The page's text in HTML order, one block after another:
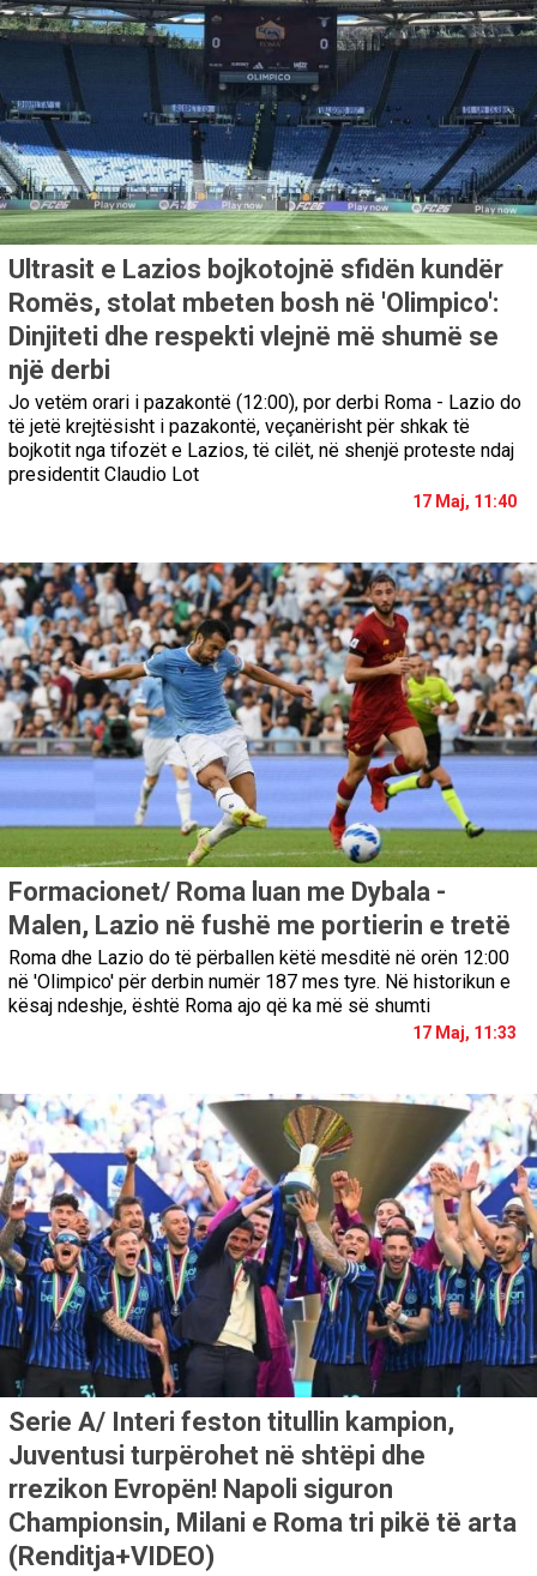
Ultrasit e Lazios bojkotojnë sfidën kundër
Romës, stolat mbeten bosh në 'Olimpico':
Dinjiteti dhe respekti vlejnë më shumë se
një derbi
Jo vetëm orari i pazakontë (12:00), por derbi Roma - Lazio do
të jetë krejtësisht i pazakontë, veçanërisht për shkak të
bojkotit nga tifozët e Lazios, të cilët, në shenjë proteste ndaj
presidentit Claudio Lot
17 Maj, 11:40
Formacionet/ Roma luan me Dybala -
Malen, Lazio në fushë me portierin e tretë
Roma dhe Lazio do të përballen këtë mesditë në orën 12:00
në 'Olimpico' për derbin numër 187 mes tyre. Në historikun e
kësaj ndeshje, është Roma ajo që ka më së shumti
17 Maj, 11:33
Serie A/ Interi feston titullin kampion,
Juventusi turpërohet në shtëpi dhe
rrezikon Evropën! Napoli siguron
Championsin, Milani e Roma tri pikë të arta
(Renditja+VIDEO)